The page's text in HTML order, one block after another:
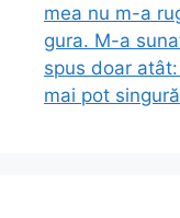
mea nu m-a
gura. M-a
spus doar
mai pot